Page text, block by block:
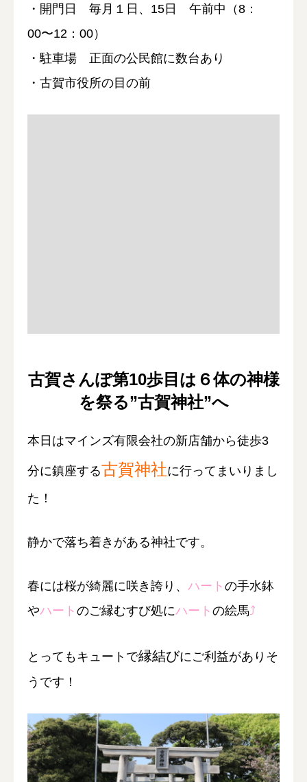
・開門日 毎月１日、15日 午前中（8：
00〜12：00）
・駐車場 正面の公民館に数台あり
・古賀市役所の目の前
古賀さんぽ第10歩目は６体の神様
を祭る”古賀神社”へ
本日はマインズ有限会社の新店舗から徒歩3
分に鎮座する古賀神社に行ってまいりまし
た！
静かで落ち着きがある神社です。
春には桜が綺麗に咲き誇り、 ハート の手水鉢
やハート のご縁むすび処にハート の絵馬⤴︎
とってもキュートで縁結びにご利益がありそ
うです！